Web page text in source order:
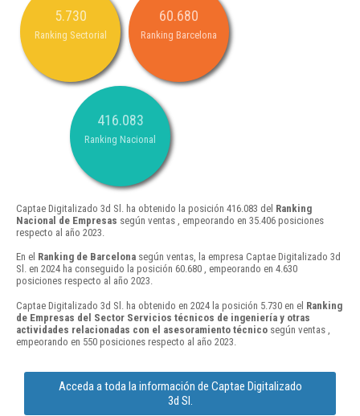
5.730
Ranking Sectorial
60.680
Ranking Barcelona
416.083
Ranking Nacional
Captae Digitalizado 3d Sl. ha obtenido la posición 416.083 del Ranking
Nacional de Empresas según ventas , empeorando en 35.406 posiciones
respecto al año 2023.
En el Ranking de Barcelona según ventas, la empresa Captae Digitalizado 3d
Sl. en 2024 ha conseguido la posición 60.680 , empeorando en 4.630
posiciones respecto al año 2023.
Captae Digitalizado 3d Sl. ha obtenido en 2024 la posición 5.730 en el Ranking
de Empresas del Sector Servicios técnicos de ingeniería y otras
actividades relacionadas con el asesoramiento técnico según ventas ,
empeorando en 550 posiciones respecto al año 2023.
Acceda a toda la información de Captae Digitalizado
3d Sl.